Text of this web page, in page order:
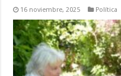
16 noviembre, 2025 Política